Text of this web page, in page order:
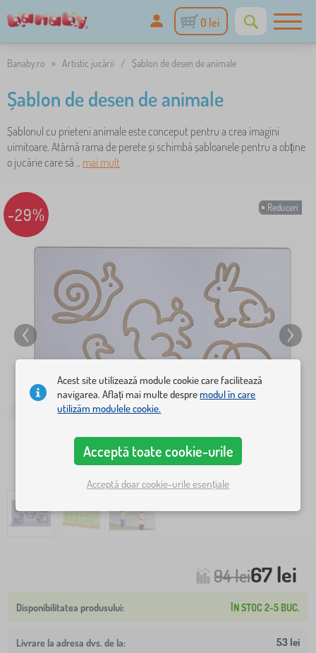
0 lei
Banaby.ro » Artistic jucării / Șablon de desen de animale
Șablon de desen de animale
Șablonul cu prieteni animale este conceput pentru a crea imagini
uimitoare. Atârnă rama de perete și schimbă șabloanele pentru a obține
o jucărie care să .. mai mult
Reduceri
-29%
94 lei67 lei
ÎN STOC 2-5 BUC.
Livrare la adresa dvs. de la: 53 lei
Acest site utilizează module cookie care facilitează
navigarea. Aflați mai multe despremodul în care
utilizăm modulele cookie.
Acceptă toate cookie-urile
Acceptă doar cookie-urile esențiale